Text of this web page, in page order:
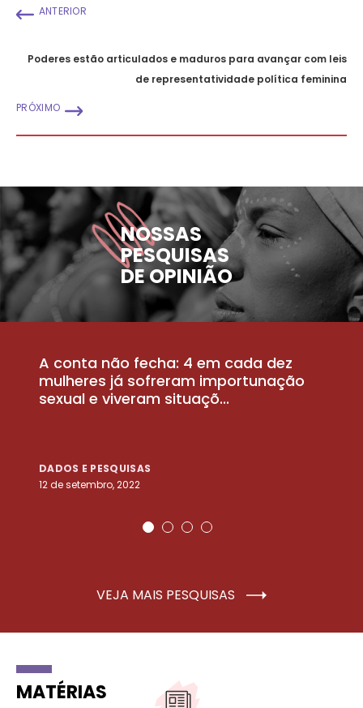
ANTERIOR
Poderes estão articulados e maduros para avançar com leis
de representatividade política feminina
PRÓXIMO
NOSSAS
PESQUISAS
DE OPINIÃO
A conta não fecha: 4 em cada dez
mulheres já sofreram importunação
sexual e viveram situaçõ...
DADOS E PESQUISAS
12 de setembro, 2022
VEJA MAIS PESQUISAS
MATÉRIAS